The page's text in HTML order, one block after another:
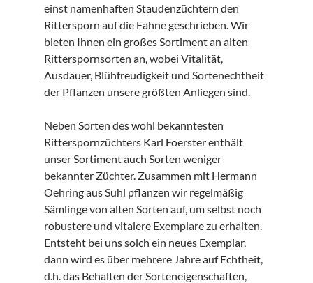
einst namenhaften Staudenzüchtern den
Rittersporn auf die Fahne geschrieben. Wir
bieten Ihnen ein großes Sortiment an alten
Ritterspornsorten an, wobei Vitalität,
Ausdauer, Blühfreudigkeit und Sortenechtheit
der Pflanzen unsere größten Anliegen sind.
Neben Sorten des wohl bekanntesten
Ritterspornzüchters Karl Foerster enthält
unser Sortiment auch Sorten weniger
bekannter Züchter. Zusammen mit Hermann
Oehring aus Suhl pflanzen wir regelmäßig
Sämlinge von alten Sorten auf, um selbst noch
robustere und vitalere Exemplare zu erhalten.
Entsteht bei uns solch ein neues Exemplar,
dann wird es über mehrere Jahre auf Echtheit,
d.h. das Behalten der Sorteneigenschaften,